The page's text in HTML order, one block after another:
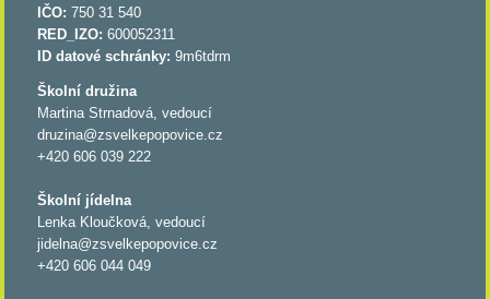
IČO:750 31 540
RED_IZO: 600052311
ID datové schránky:9m6tdrm
Školní družina
Martina Strnadová, vedoucí
druzina@zsvelkepopovice.cz
+420 606 039 222
Školní jídelna
Lenka Kloučková, vedoucí
jidelna@zsvelkepopovice.cz
+420 606 044 049